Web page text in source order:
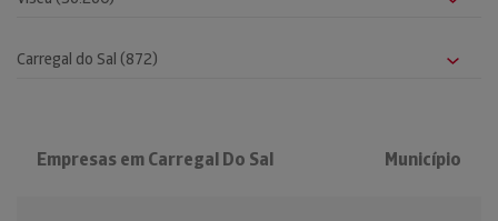
Empresas em Carregal Do Sal Município